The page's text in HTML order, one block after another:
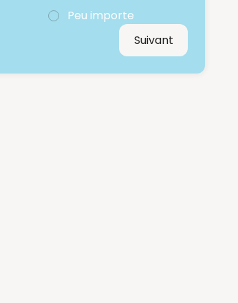
Peu importe
Suivant